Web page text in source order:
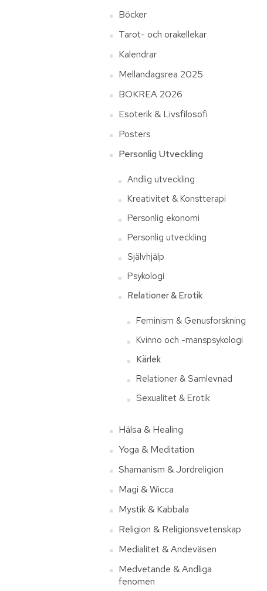
Böcker
Tarot- och orakellekar
Kalendrar
Mellandagsrea 2025
BOKREA 2026
Esoterik & Livsfilosofi
Posters
Personlig Utveckling
Andlig utveckling
Kreativitet & Konstterapi
Personlig ekonomi
Personlig utveckling
Självhjälp
Psykologi
Relationer & Erotik
Feminism & Genusforskning
Kvinno och -manspsykologi
Kärlek
Relationer & Samlevnad
Sexualitet & Erotik
Hälsa & Healing
Yoga & Meditation
Shamanism & Jordreligion
Magi & Wicca
Mystik & Kabbala
Religion & Religionsvetenskap
Medialitet & Andeväsen
Medvetande & Andliga
fenomen